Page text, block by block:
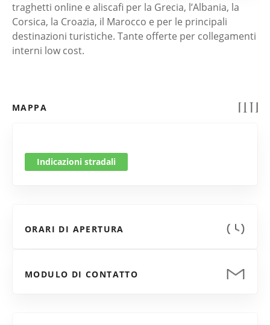
traghetti online e aliscafi per la Grecia, l’Albania, la
Corsica, la Croazia, il Marocco e per le principali
destinazioni turistiche. Tante offerte per collegamenti
interni low cost.
MAPPA
Indicazioni stradali
ORARI DI APERTURA
MODULO DI CONTATTO